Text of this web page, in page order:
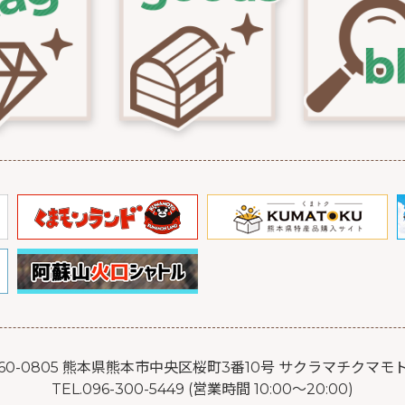
0805 熊本県熊本市中央区桜町3番10号 サクラマチクマモ
TEL.096-300-5449 (営業時間 10:00～20:00)